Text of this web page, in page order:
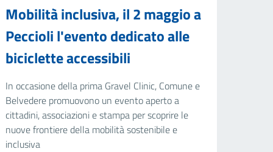
Mobilità inclusiva, il 2 maggio a
Peccioli l'evento dedicato alle
biciclette accessibili
In occasione della prima Gravel Clinic, Comune e
Belvedere promuovono un evento aperto a
cittadini, associazioni e stampa per scoprire le
nuove frontiere della mobilità sostenibile e
inclusiva